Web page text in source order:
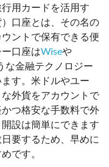
用カードを活用す
口座とは、その名の
ントで保有できる便
口座はWiseや
な金融テクノロジー
す。米ドルやユー
外貨をアカウントで
つ格安な手数料で外
設は簡単にできます
要するため、早めに
です。